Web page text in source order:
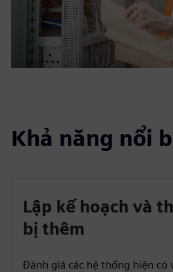
Khả năng nổi
Lập kế hoạch và
bị thêm
Đánh giá các hệ thống hiện